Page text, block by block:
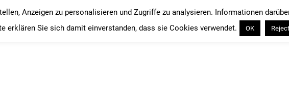
Anzeigen zu personalisieren und Zugriffe zu analysieren. Informationen
erklären Sie sich damit einverstanden, dass sie Cookies verwendet.
OK Reject